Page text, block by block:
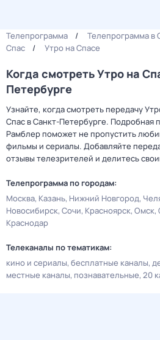
Телепрограмма
Телепрограмма в
Спас
Утро на Спасе
Когда смотреть Утро на
Петербурге
Узнайте, когда смотреть передачу
Спас в Санкт-Петербурге. Подробная
Рамблер поможет не пропустить
фильмы и сериалы. Добавляйте
отзывы телезрителей и делитесь
Телепрограмма по городам:
Москва Казань Нижний Новгород
Новосибирск Сочи Красноярск Омск
Краснодар
Телеканалы по тематикам:
кино и сериалы бесплатные каналы
местные каналы познавательные 20